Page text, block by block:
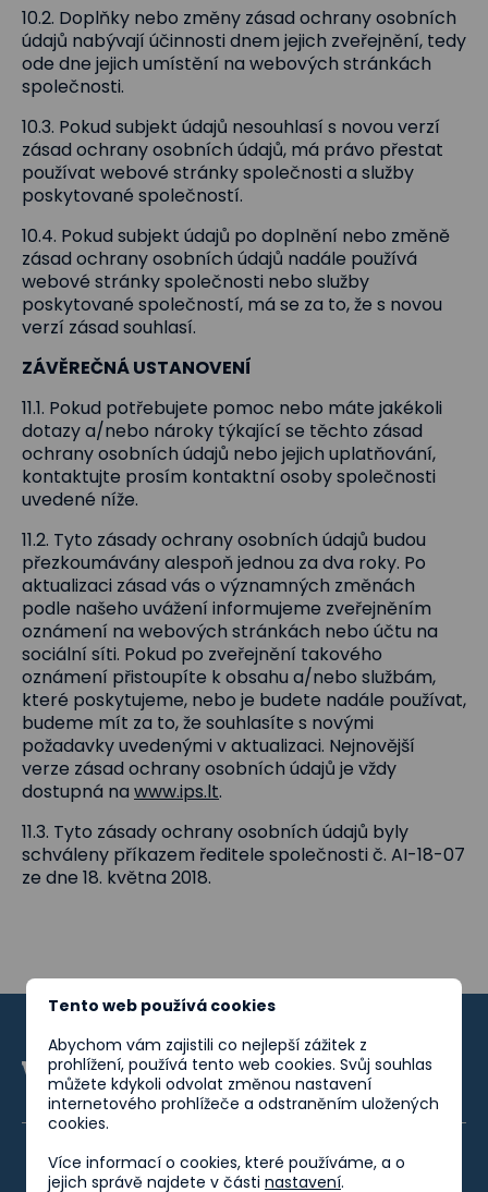
10.2. Doplňky nebo změny zásad ochrany osobních
údajů nabývají účinnosti dnem jejich zveřejnění, tedy
ode dne jejich umístění na webových stránkách
společnosti.
10.3. Pokud subjekt údajů nesouhlasí s novou verzí
zásad ochrany osobních údajů, má právo přestat
používat webové stránky společnosti a služby
poskytované společností.
10.4. Pokud subjekt údajů po doplnění nebo změně
zásad ochrany osobních údajů nadále používá
webové stránky společnosti nebo služby
poskytované společností, má se za to, že s novou
verzí zásad souhlasí.
ZÁVĚREČNÁ USTANOVENÍ
11.1. Pokud potřebujete pomoc nebo máte jakékoli
dotazy a/nebo nároky týkající se těchto zásad
ochrany osobních údajů nebo jejich uplatňování,
kontaktujte prosím kontaktní osoby společnosti
uvedené níže.
11.2. Tyto zásady ochrany osobních údajů budou
přezkoumávány alespoň jednou za dva roky. Po
aktualizaci zásad vás o významných změnách
podle našeho uvážení informujeme zveřejněním
oznámení na webových stránkách nebo účtu na
sociální síti. Pokud po zveřejnění takového
oznámení přistoupíte k obsahu a/nebo službám,
které poskytujeme, nebo je budete nadále používat,
budeme mít za to, že souhlasíte s novými
požadavky uvedenými v aktualizaci. Nejnovější
verze zásad ochrany osobních údajů je vždy
dostupná na www.ips.lt.
11.3. Tyto zásady ochrany osobních údajů byly
schváleny příkazem ředitele společnosti č. AI-18-07
ze dne 18. května 2018.
Tento web používá cookies
Abychom vám zajistili co nejlepší zážitek z
prohlížení, používá tento web cookies. Svůj souhlas
můžete kdykoli odvolat změnou nastavení
internetového prohlížeče a odstraněním uložených
cookies.
Více informací o cookies, které používáme, a o
jejich správě najdete v části nastavení.